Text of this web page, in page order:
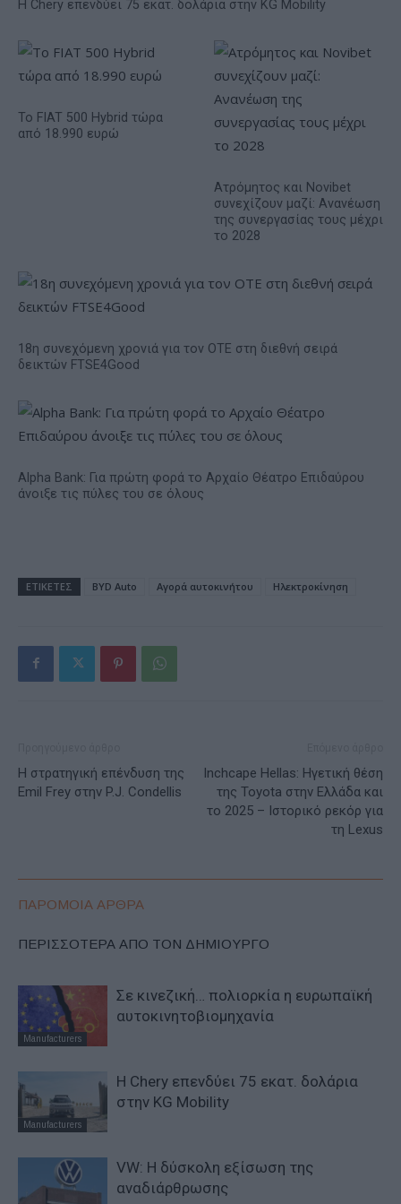
Η Chery επενδύει 75 εκατ. δολάρια στην KG Mobility
Το FIAT 500 Hybrid τώρα
από 18.990 ευρώ
Ατρόμητος και Novibet
συνεχίζουν μαζί: Ανανέωση
της συνεργασίας τους μέχρι
το 2028
18η συνεχόμενη χρονιά για τον ΟΤΕ στη διεθνή σειρά
δεικτών FTSE4Good
Alpha Bank: Για πρώτη φορά το Αρχαίο Θέατρο Επιδαύρου
άνοιξε τις πύλες του σε όλους
ΕΤΙΚΕΤΕΣ BYD Auto Αγορά αυτοκινήτου Ηλεκτροκίνηση
Η στρατηγική επένδυση της
Emil Frey στην P.J. Condellis
Inchcape Hellas: Hγετική θέση
της Toyota στην Ελλάδα και
το 2025 – Ιστορικό ρεκόρ για
τη Lexus
ΠΑΡΟΜΟΙΑ ΑΡΘΡΑ
ΠΕΡΙΣΣΟΤΕΡΑ ΑΠΟ ΤΟΝ ΔΗΜΙΟΥΡΓΟ
Manufacturers
Σε κινεζική… πολιορκία η ευρωπαϊκή
αυτοκινητοβιομηχανία
Manufacturers
Η Chery επενδύει 75 εκατ. δολάρια
στην KG Mobility
VW: Η δύσκολη εξίσωση της
αναδιάρθρωσης